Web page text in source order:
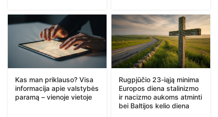
Kas man priklauso? Visa
informacija apie valstybės
paramą – vienoje vietoje
Rugpjūčio 23-iąją minima
Europos diena stalinizmo
ir nacizmo aukoms atminti
bei Baltijos kelio diena